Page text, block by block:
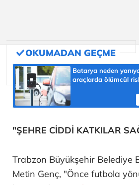
Batarya neden
araçlarda ölümcül
"ŞEHRE CİDDİ KATKILAR
Trabzon Büyükşehir Belediye
Metin Genç, "Önce futbola